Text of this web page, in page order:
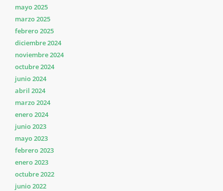
mayo 2025
marzo 2025
febrero 2025
diciembre 2024
noviembre 2024
octubre 2024
junio 2024
abril 2024
marzo 2024
enero 2024
junio 2023
mayo 2023
febrero 2023
enero 2023
octubre 2022
junio 2022